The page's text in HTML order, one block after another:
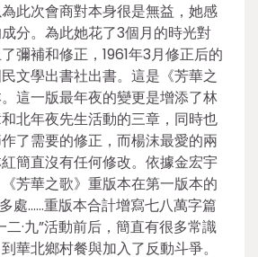
此次會商對本身很是無益，她感
分。為此她花了3個月的時光對
彌補和修正，1961年3月修正后的
民文學出書社出書。這是《芳華之
這一版最年夜的變更是增添了林
北年夜先生活動的三章，同時也
了需要的修正，而楊沫最愛的兩
簡直沒有任何修改。依據金宏宇
芳華之歌》重版本在第一版本的
處……重版本合計增寫七八萬字篇
·九”活動前后，簡直有很多常識
華北鄉村餐與加入了反動斗爭。